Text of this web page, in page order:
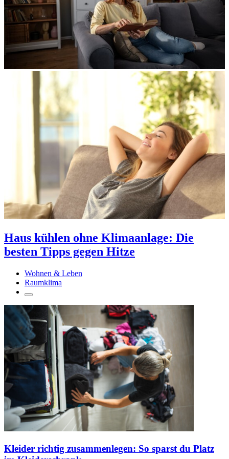
Haus kühlen ohne Klimaanlage: Die
besten Tipps gegen Hitze
Wohnen & Leben
Raumklima
Kleider richtig zusammenlegen: So sparst du Platz